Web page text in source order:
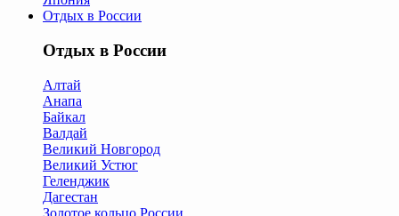
Отдых в России
Отдых в России
Алтай
Анапа
Байкал
Валдай
Великий Новгород
Великий Устюг
Геленджик
Дагестан
Золотое кольцо России